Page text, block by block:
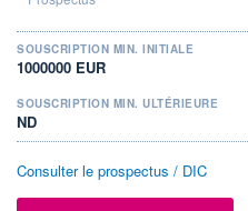
SOUSCRIPTION MIN. INITIALE
1000000 EUR
SOUSCRIPTION MIN. ULTÉRIEURE
ND
Consulter le prospectus / DIC